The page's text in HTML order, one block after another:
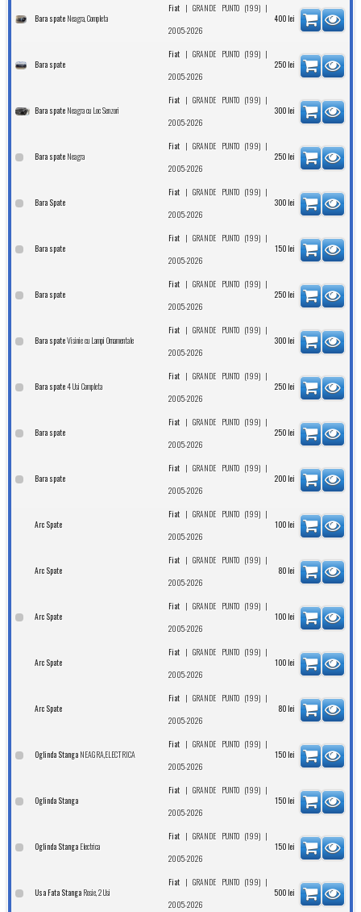
Bara spate Neagra, Completa
Fiat |GRANDE PUNTO (199) |
2005-2026
400 lei
Bara spate
Fiat |GRANDE PUNTO (199) |
2005-2026
250 lei
Bara spate Neagra cu Loc Senzori
Fiat |GRANDE PUNTO (199) |
2005-2026
300 lei
Bara spate Neagra
Fiat |GRANDE PUNTO (199) |
2005-2026
250 lei
Bara Spate
Fiat |GRANDE PUNTO (199) |
2005-2026
300 lei
Bara spate
Fiat |GRANDE PUNTO (199) |
2005-2026
150 lei
Bara spate
Fiat |GRANDE PUNTO (199) |
2005-2026
250 lei
Bara spateVisinie cu Lampi Ornamentale
Fiat |GRANDE PUNTO (199) |
2005-2026
300 lei
Bara spate4 Usi Completa
Fiat |GRANDE PUNTO (199) |
2005-2026
250 lei
Bara spate
Fiat |GRANDE PUNTO (199) |
2005-2026
250 lei
Bara spate
Fiat |GRANDE PUNTO (199) |
2005-2026
200 lei
Arc Spate
Fiat |GRANDE PUNTO (199) |
2005-2026
100 lei
Arc Spate
Fiat |GRANDE PUNTO (199) |
2005-2026
80 lei
Arc Spate
Fiat |GRANDE PUNTO (199) |
2005-2026
100 lei
Arc Spate
Fiat |GRANDE PUNTO (199) |
2005-2026
100 lei
Arc Spate
Fiat |GRANDE PUNTO (199) |
2005-2026
80 lei
Oglinda Stanga NEAGRA,ELECTRICA
Fiat |GRANDE PUNTO (199) |
2005-2026
150 lei
Oglinda Stanga
Fiat |GRANDE PUNTO (199) |
2005-2026
150 lei
Oglinda Stanga Electrica
Fiat |GRANDE PUNTO (199) |
2005-2026
150 lei
Usa Fata Stanga Rosie, 2 Usi
Fiat |GRANDE PUNTO (199) |
2005-2026
500 lei